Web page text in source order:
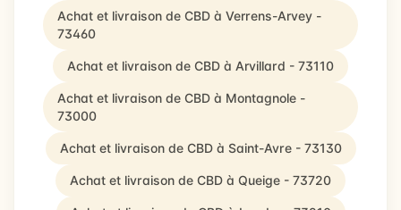
Achat et livraison de CBD à Verrens-Arvey -
73460
Achat et livraison de CBD à Arvillard - 73110
Achat et livraison de CBD à Montagnole -
73000
Achat et livraison de CBD à Saint-Avre - 73130
Achat et livraison de CBD à Queige - 73720